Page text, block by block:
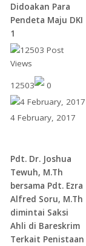
Didoakan Para
Pendeta Maju DKI
1
12503 0
4 February, 2017
Pdt. Dr. Joshua
Tewuh, M.Th
bersama Pdt. Ezra
Alfred Soru, M.Th
dimintai Saksi
Ahli di Bareskrim
Terkait Penistaan